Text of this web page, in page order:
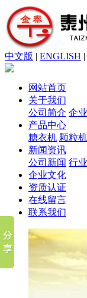
中文版 | ENGLISH |
网站首页
关于我们
公司简介 企
产品中心
糖衣机 颗粒机
新闻资讯
公司新闻 行
企业文化
资质认证
在线留言
联系我们